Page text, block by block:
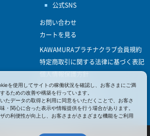
公式SNS
お問い合わせ
カートを見る
KAWAMURAプラチナクラブ会員規約
特定商取引に関する法律に基づく表記
個人情報保護方針
ISO9001
健康経営優良法人認定
Pacific Supply Co.,Ltd.
を使用してサイトの稼働状況を確認し、お客さまにご満
るための改善や構築を行っています。
たデータの取得と利用に同意をいただくことで、お客さ
・関心に合った表示や情報提供を行う場合があります。
の利便性が向上し、お客さまがさまざまな機能をご利用